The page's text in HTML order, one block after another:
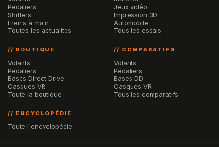
Pédaliers
Shifters
Freins à main
Toutes les actualités
Jeux vidéo
Impression 3D
Automobile
Tous les essais
// BOUTIQUE
Volants
Pédaliers
Bases Direct Drive
Casques VR
Toute la boutique
// COMPARATIFS
Volants
Pédaliers
Bases DD
Casques VR
Tous les comparatifs
// ENCYCLOPÉDIE
Toute l'encyclopédie